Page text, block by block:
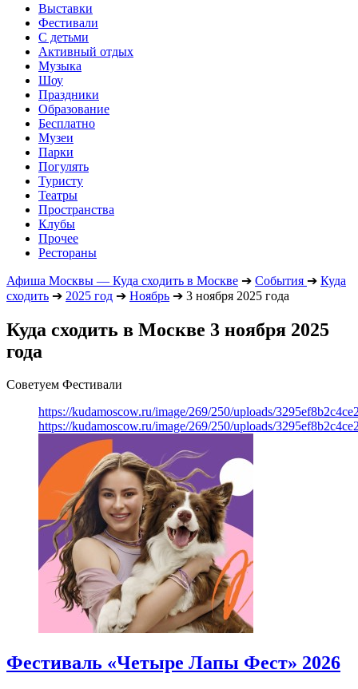
Выставки
Фестивали
С детьми
Активный отдых
Музыка
Шоу
Праздники
Образование
Бесплатно
Музеи
Парки
Погулять
Туристу
Театры
Пространства
Клубы
Прочее
Рестораны
Афиша Москвы — Куда сходить в Москве ➔ События ➔ Куда
сходить ➔ 2025 год ➔ Ноябрь ➔ 3 ноября 2025 года
Куда сходить в Москве 3 ноября 2025
года
Советуем Фестивали
https://kudamoscow.ru/image/269/250/uploads/
https://kudamoscow.ru/image/269/250/uploads/
Фестиваль «Четыре Лапы Фест» 2026